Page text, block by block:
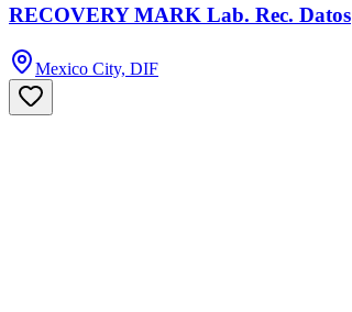
RECOVERY MARK Lab. Rec. Datos
Mexico City, DIF